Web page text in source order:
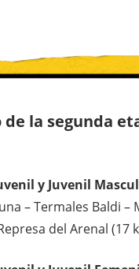
de la segunda
y Juvenil
– Termales Baldi –
del Arenal (17